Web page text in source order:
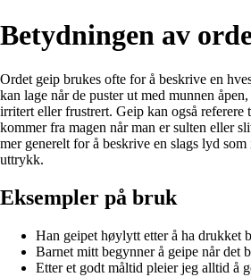
Betydningen av
Ordet geip brukes ofte for å beskrive en
kan lage når de puster ut med munnen
irritert eller frustrert. Geip kan også
kommer fra magen når man er sulten eller
mer generelt for å beskrive en slags lyd
uttrykk.
Eksempler på bruk
Han geipet høylytt etter å ha drukket
Barnet mitt begynner å geipe når det
Etter et godt måltid pleier jeg alltid å